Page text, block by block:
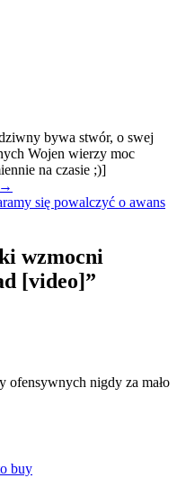
bywa stwór, o swej
Wojen wierzy moc
na czasie ;)]
się powalczyć o awans
wzmocni
[video]”
ofensywnych nigdy za mało
buy